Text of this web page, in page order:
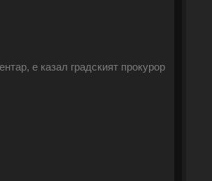
е казал градският прокурор